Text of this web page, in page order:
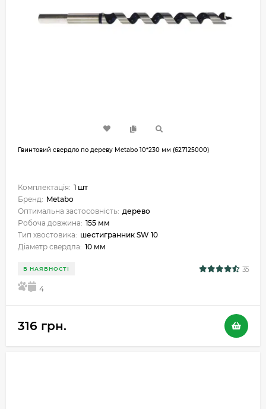
Гвинтовий свердло по дереву Metabo 10*230 мм (627125000)
Комплектація: 1 шт
Бренд: Metabo
Оптимальна застосовність: дерево
Робоча довжина: 155 мм
Тип хвостовика: шестигранник SW 10
Діаметр свердла: 10 мм
В НАЯВНОСТІ 35
5 4
316 грн.